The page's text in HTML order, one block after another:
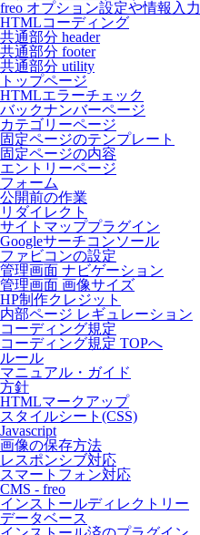
freo オプション設定や情報入力
HTMLコーディング
共通部分 header
共通部分 footer
共通部分 utility
トップページ
HTMLエラーチェック
バックナンバーページ
カテゴリーページ
固定ページのテンプレート
固定ページの内容
エントリーページ
フォーム
公開前の作業
リダイレクト
サイトマッププラグイン
Googleサーチコンソール
ファビコンの設定
管理画面 ナビゲーション
管理画面 画像サイズ
HP制作クレジット
内部ページ レギュレーション
コーディング規定
コーディング規定 TOPへ
ルール
マニュアル・ガイド
方針
HTMLマークアップ
スタイルシート(CSS)
Javascript
画像の保存方法
レスポンシブ対応
スマートフォン対応
CMS - freo
インストールディレクトリー
データベース